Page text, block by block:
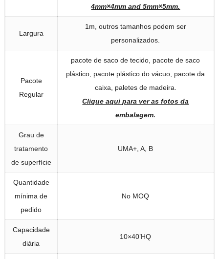
4mm×4mm and 5mm×5mm.
Largura
1m, outros tamanhos podem ser
personalizados.
Pacote
Regular
pacote de saco de tecido, pacote de saco
plástico, pacote plástico do vácuo, pacote da
caixa, paletes de madeira.
Clique aqui para ver as fotos da
embalagem.
Grau de
tratamento
de superfície
UMA+,A, B
Quantidade
mínima de
pedido
No MOQ
Capacidade
diária
10×40’HQ